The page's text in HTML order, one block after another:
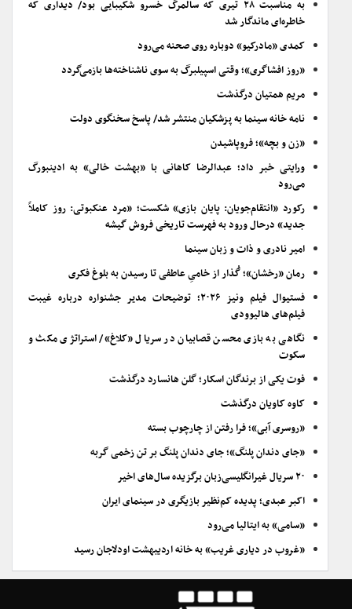
به مناسبت ۲۸ تیری که سالمرگ خسرو شکیبایی بود/ دیداری که
خاطره‌ای ماندگار شد
کمدی «مادرکیو» دوباره روی صحنه می‌رود
«روز افشاگری»؛ وقتی اسپیلبرگ به سوی ناشناخته‌ها بازمی‌گردد
مریم همتیان درگذشت
نامه خانه سینما به پزشکیان منتشر شد/ پاسخ سخنگوی دولت
«زن و بچه»؛ فروپاشیدن
ورایتی خبر داد؛ عبدالرضا کاهانی با «بهشت خالی» به ادینبورگ
می‌رود
رکورد «انتقام‌جویان: پایان بازی» شکست؛ «مرد عنکبوتی: روز کاملاً
جدید» درحال ورود به فهرست تاریخی فروش گیشه
امیر نادری و ذات و زبان سینما
رمان «رخشان»؛ گُذار از خامیِ عاطفی تا رسیدن به بلوغ فکری
فستیوال فیلم ونیز ۲۰۲۶؛ توضیحات مدیر جشنواره درباره غیبت
فیلم‌های هالیوودی
نگاهی به بازی محسن قصابیان در سریال «کلاغ»/ استراتژی مکث و
سکوت
فوت یکی از برندگان اسکار؛ گلن هانسارد درگذشت
کاوه کاویان درگذشت
«روسری آبی»؛ فرا رفتن از چارچوب بسته
«جای دندان پلنگ»؛ جای دندان پلنگ بر تن زخمی گربه
۲۰ سریال غیرانگلیسی‌زبان برگزیده سال‌های اخیر
اکبر عبدی؛ پدیده کم‌نظیر بازیگری در سینمای ایران
«سامی» به ایتالیا می‌رود
«غروب در دیاری غریب» به خانه اردیبهشت اودلاجان رسید